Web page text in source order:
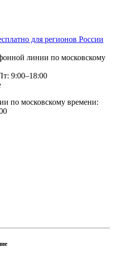
для регионов России
линии по московскому
9:00–18:00
по московскому времени: